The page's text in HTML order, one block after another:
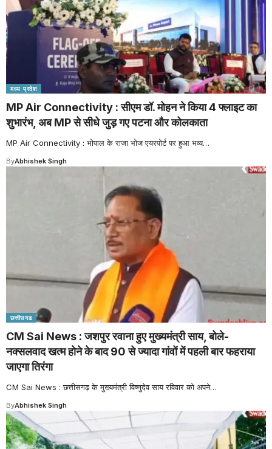
मध्य प्रदेश
MP Air Connectivity : सीएम डॉ. मोहन ने किया 4 फ्लाइट का
शुभारंभ, अब MP से सीधे जुड़ गए पटना और कोलकाता
MP Air Connectivity : भोपाल के राजा भोज एयरपोर्ट पर हुआ भव्य…
ByAbhishek Singh
छत्तीसगढ
CM Sai News : जशपुर रवाना हुए मुख्यमंत्री साय, बोले-
नक्सलवाद खत्म होने के बाद 90 से ज्यादा गांवों में पहली बार फहराया
जाएगा तिरंगा
CM Sai News : छत्तीसगढ़ के मुख्यमंत्री विष्णुदेव साय रविवार को अपने…
ByAbhishek Singh